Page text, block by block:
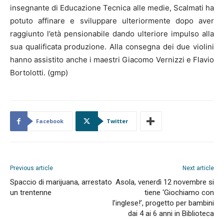
insegnante di Educazione Tecnica alle medie, Scalmati ha
potuto affinare e sviluppare ulteriormente dopo aver
raggiunto l’età pensionabile dando ulteriore impulso alla
sua qualificata produzione. Alla consegna dei due violini
hanno assistito anche i maestri Giacomo Vernizzi e Flavio
Bortolotti. (gmp)
Facebook Twitter
Previous article
Spaccio di marijuana, arrestato
un trentenne
Next article
Asola, venerdì 12 novembre si
tiene ‘Giochiamo con
l’inglese!’, progetto per bambini
dai 4 ai 6 anni in Biblioteca